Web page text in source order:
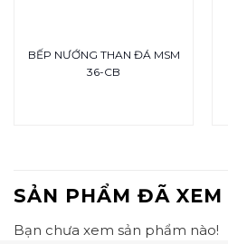
BẾP NƯỚNG THAN ĐÁ MSM
36-CB
SẢN PHẨM ĐÃ XEM
Bạn chưa xem sản phẩm nào!